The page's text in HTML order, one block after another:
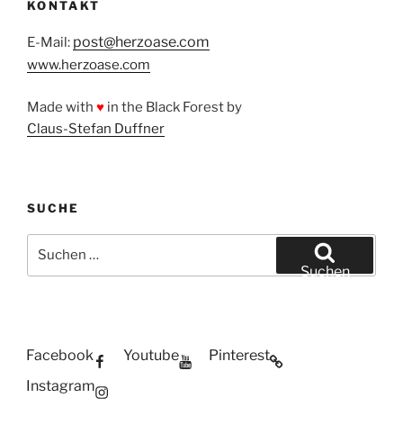
KONTAKT
E-Mail: post@herzoase.com
www.herzoase.com
Made with ♥ in the Black Forest by
Claus-Stefan Duffner
SUCHE
nach:
Suchen
Facebook Youtube
Pinterest
Instagram